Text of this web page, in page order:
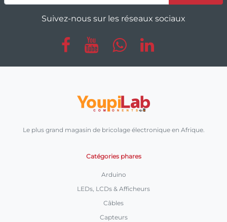
Suivez-nous sur les réseaux sociaux
Le plus grand magasin de bricolage électronique en Afrique.
Catégories phares
Arduino
LEDs, LCDs & Afficheurs
Câbles
Capteurs